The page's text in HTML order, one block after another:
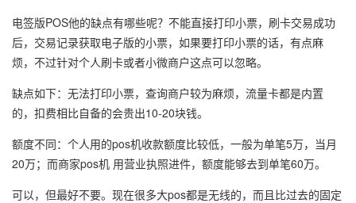
电签版POS他的缺点有哪些呢？不能直接打印小票，刷卡交易成功
后，交易记录获取电子版的小票，如果要打印小票的话，有点麻
烦，不过针对个人刷卡或者小微商户这点可以忽略。
缺点如下：无法打印小票，查询商户较为麻烦，流量卡都是内置
的，扣费相比自备的会贵出10-20块钱。
额度不同：个人用的pos机收款额度比较低，一般为单笔5万，当月
20万；而商家pos机 用营业执照进件，额度能够去到单笔60万。
可以，但最好不要。现在很多大pos都是无线的，而且比过去的固定